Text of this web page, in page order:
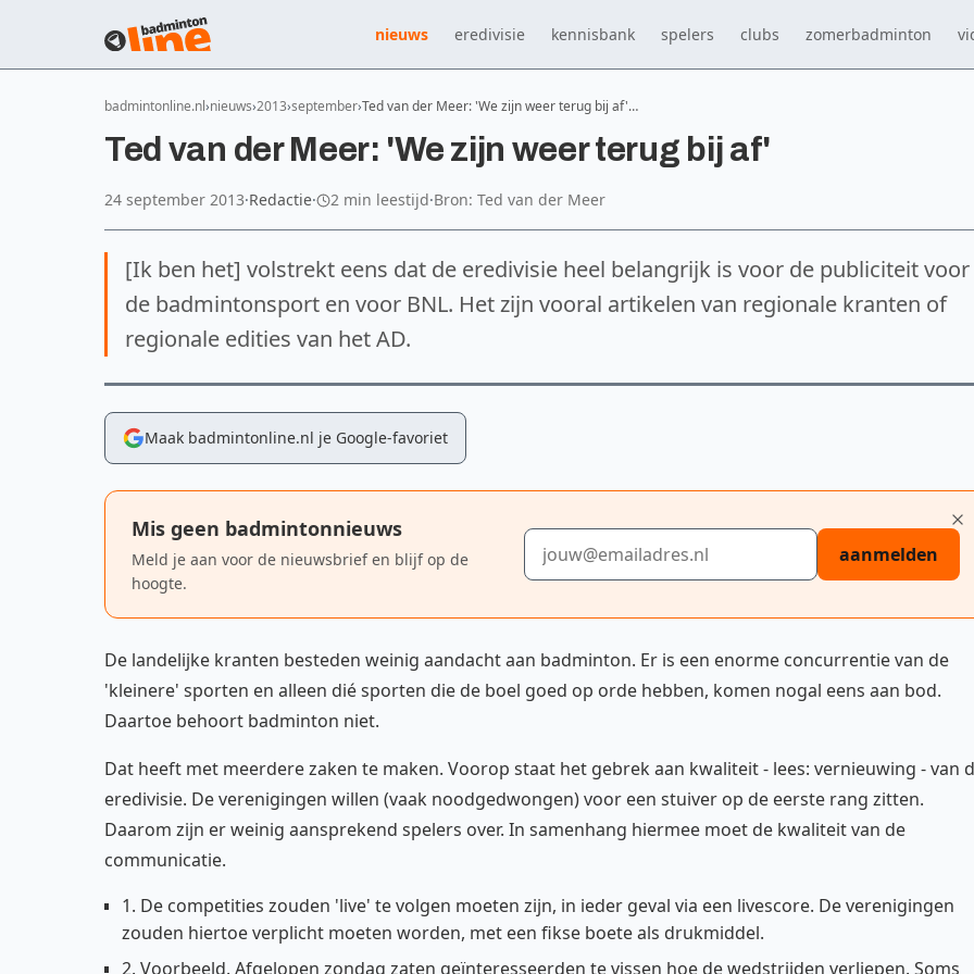
nieuws eredivisie kennisbank spelers clubs zomerbadminton
badmintonline.nl nieuws 2013 september Ted van der Meer: 'We zijn weer terug bij af'…
Ted van der Meer: 'We zijn weer terug bij af'
24 september 2013·Redactie· 2 min leestijd·Bron: Ted van der Meer
[Ik ben het] volstrekt eens dat de eredivisie heel belangrijk is voor de publiciteit voor
de badmintonsport en voor BNL. Het zijn vooral artikelen van regionale kranten of
regionale edities van het AD.
Maak badmintonline.nl je Google-favoriet
Mis geen badmintonnieuws
Meld je aan voor de nieuwsbrief en blijf op de
hoogte.
E-mailadres
aanmelden
De landelijke kranten besteden weinig aandacht aan badminton. Er is een enorme concurrentie van de
'kleinere' sporten en alleen dié sporten die de boel goed op orde hebben, komen nogal eens aan bod.
Daartoe behoort badminton niet.
Dat heeft met meerdere zaken te maken. Voorop staat het gebrek aan kwaliteit - lees: vernieuwing - van
eredivisie. De verenigingen willen (vaak noodgedwongen) voor een stuiver op de eerste rang zitten.
Daarom zijn er weinig aansprekend spelers over. In samenhang hiermee moet de kwaliteit van de
communicatie.
1. De competities zouden 'live' te volgen moeten zijn, in ieder geval via een livescore. De verenigingen
zouden hiertoe verplicht moeten worden, met een fikse boete als drukmiddel.
2. Voorbeeld. Afgelopen zondag zaten geïnteresseerden te vissen hoe de wedstrijden verliepen. Soms